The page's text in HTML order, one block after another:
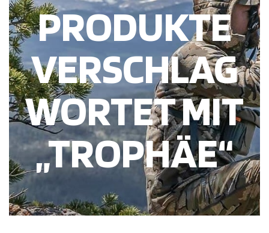
PRODUKTE
VERSCHLAG
WORTET MIT
„TROPHÄE“